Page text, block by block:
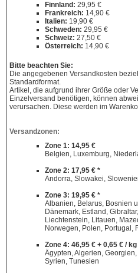
Finnland: 29,95 €
Frankreich: 14,90 €
Italien: 19,90 €
Schweden: 29,95 €
Schweiz: 27,50 €
Österreich: 14,90 €
Bitte beachten Sie:
Die angegebenen Versandkosten
Standardformat.
Artikel, die aufgrund ihrer Größe oder
Einzelversand benötigen, können
verursachen. Diese werden im
Versandzonen:
Zone 1: 14,95 €
Belgien, Luxemburg,
Zone 2: 17,95 € *
Andorra, Slowakei,
Zone 3: 19,95 € *
Albanien, Belarus, Bosnien
Dänemark, Estland,
Liechtenstein, Litauen,
Norwegen, Polen, Portugal,
Zone 4: 46,95 € + 0,65 € / kg
Ägypten, Algerien,
Syrien, Tunesien